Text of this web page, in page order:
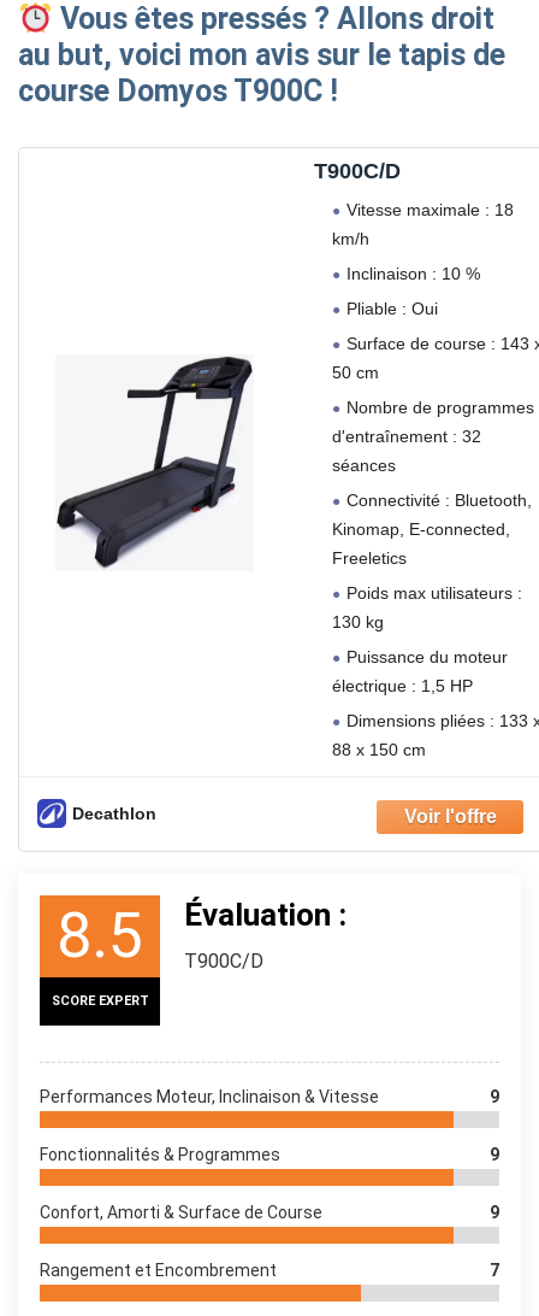
Vous êtes pressés ? Allons droit
au but, voici mon avis sur le tapis de
course Domyos T900C !
T900C/D
Vitesse maximale : 18
km/h
Inclinaison : 10 %
Pliable : Oui
Surface de course : 143
50 cm
Nombre de programmes
d'entraînement : 32
séances
Connectivité : Bluetooth,
Kinomap, E-connected,
Freeletics
Poids max utilisateurs :
130 kg
Puissance du moteur
électrique : 1,5 HP
Dimensions pliées : 133
88 x 150 cm
Decathlon
8.5
SCORE EXPERT
Évaluation :
T900C/D
Performances Moteur, Inclinaison & Vitesse 9
Fonctionnalités & Programmes 9
Confort, Amorti & Surface de Course 9
Rangement et Encombrement 7